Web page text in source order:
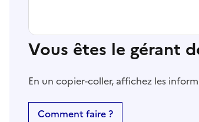
Vous êtes le gérant
En un copier-coller, affichez les
Comment faire ?